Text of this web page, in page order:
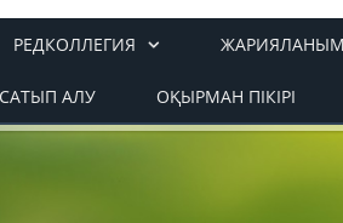
РЕДКОЛЛЕГИЯ ЖАРИЯЛАНЫМ
АЛУ ОҚЫРМАН ПІКІРІ